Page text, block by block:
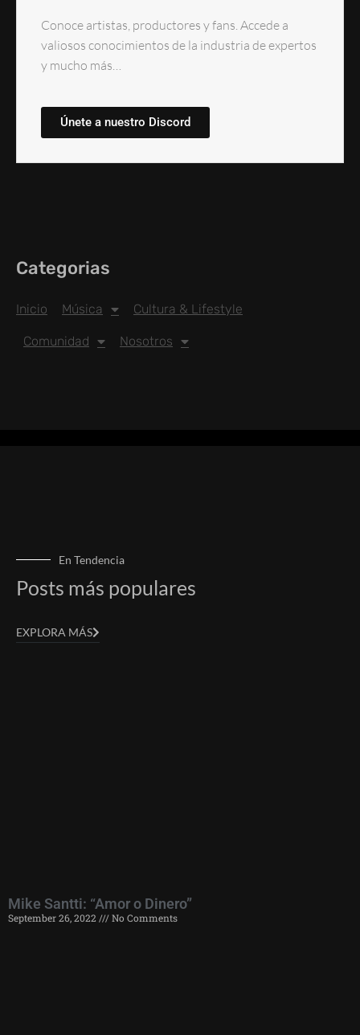
Conoce artistas, productores y fans. Accede a
valiosos conocimientos de la industria de expertos
y mucho más…
Únete a nuestro Discord
Categorias
Inicio Música Cultura & Lifestyle
Comunidad Nosotros
En Tendencia
Posts más populares
EXPLORA MÁS
Mike Santti: “Amor o Dinero”
September 26, 2022 No Comments